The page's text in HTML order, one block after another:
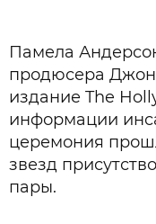
Памела
продюсера
издание The
информации
церемония
звезд
пары.